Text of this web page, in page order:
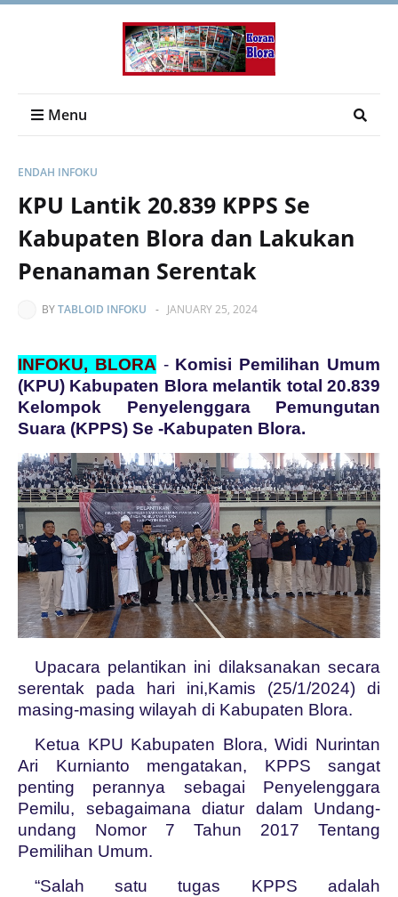
Menu
ENDAH INFOKU
KPU Lantik 20.839 KPPS Se
Kabupaten Blora dan Lakukan
Penanaman Serentak
BYTABLOID INFOKU - JANUARY 25, 2024
INFOKU, BLORA - Komisi Pemilihan Umum
(KPU) Kabupaten Blora melantik total 20.839
Kelompok Penyelenggara Pemungutan
Suara (KPPS) Se -Kabupaten Blora.
Upacara pelantikan ini dilaksanakan secara
serentak pada hari ini,Kamis (25/1/2024) di
masing-masing wilayah di Kabupaten Blora.
Ketua KPU Kabupaten Blora, Widi Nurintan
Ari Kurnianto mengatakan, KPPS sangat
penting perannya sebagai Penyelenggara
Pemilu, sebagaimana diatur dalam Undang-
undang Nomor 7 Tahun 2017 Tentang
Pemilihan Umum.
“Salah satu tugas KPPS adalah